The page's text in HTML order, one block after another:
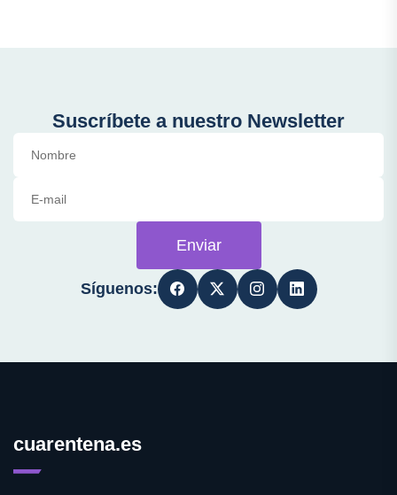
Suscríbete a nuestro Newsletter
Enviar
Síguenos:
cuarentena.es